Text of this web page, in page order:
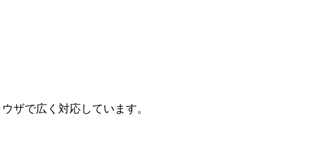
ザで広く対応しています。